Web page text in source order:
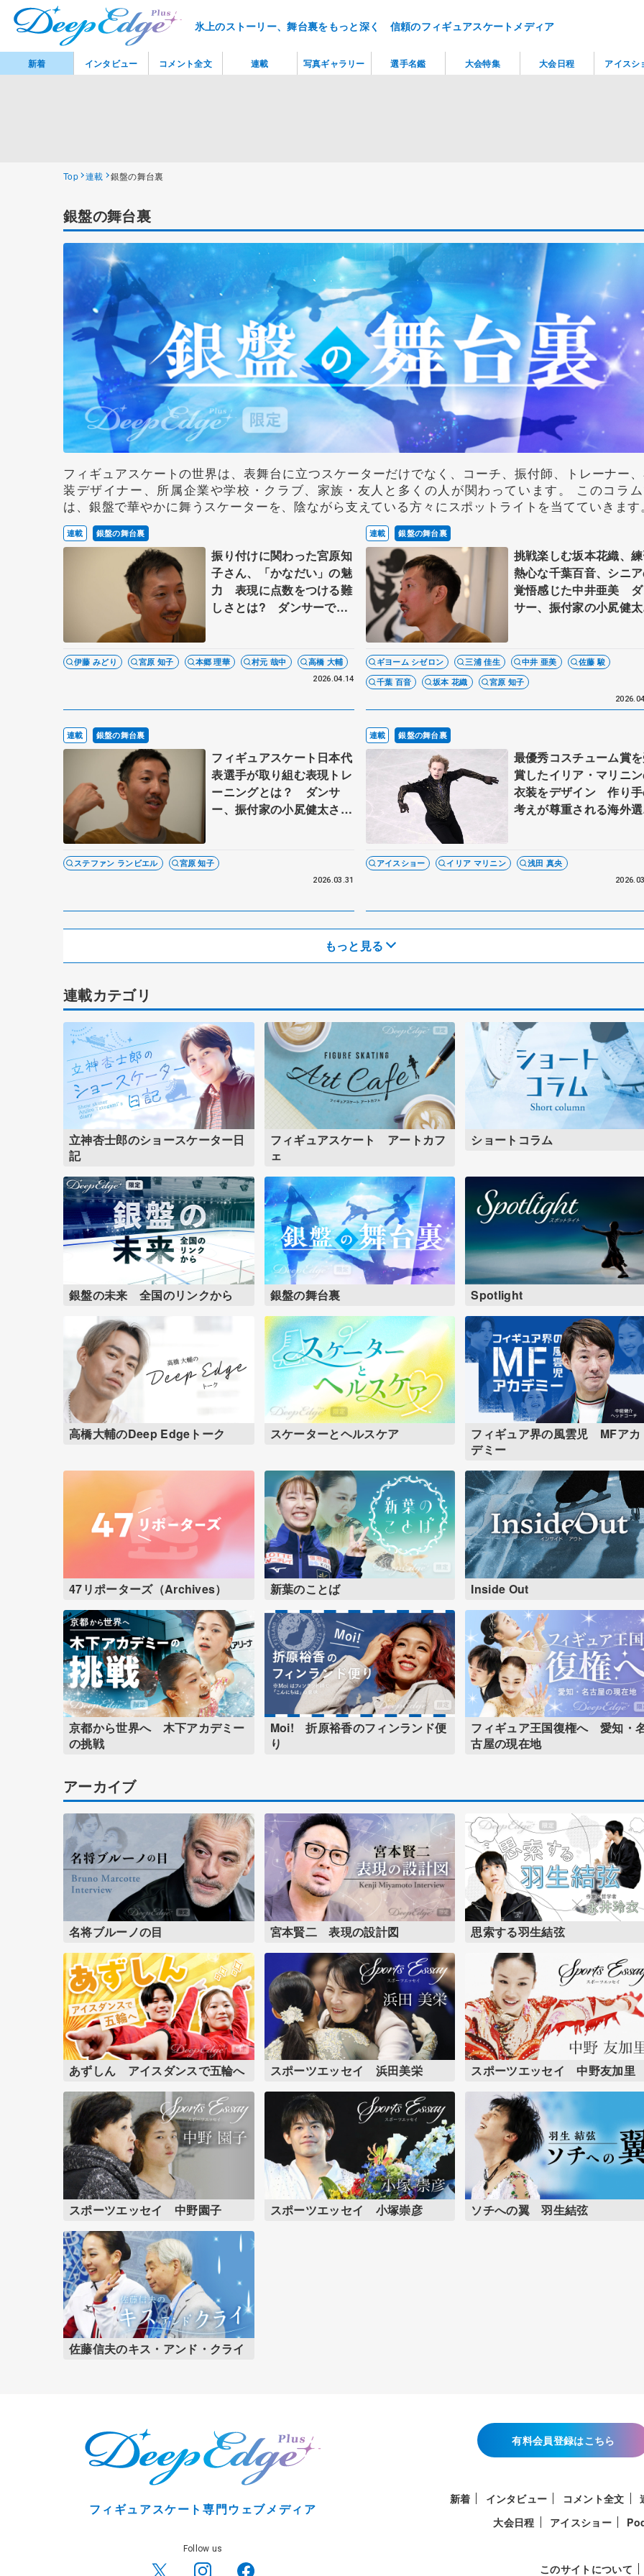
氷上のストーリー、舞台裏をもっと深く 信頼のフィギュアスケートメディア
Top 連載 銀盤の舞台裏
銀盤の舞台裏
フィギュアスケートの世界は、表舞台に立つスケーターだけでなく、コーチ、振付師、トレーナー
装デザイナー、所属企業や学校・クラブ、家族・友人と多くの人が関わっています。 このコラ
は、銀盤で華やかに舞うスケーターを、陰ながら支えている方々にスポットライトを当てていきます
連載 銀盤の舞台裏
振り付けに関わった宮原知
子さん、「かなだい」の魅
力 表現に点数をつける難
しさとは? ダンサーで振
伊藤 みどり 宮原 知子 本郷 理華 村元 哉中 高橋 大輔
2026.04.14
連載 銀盤の舞台裏
挑戦楽しむ坂本花織、
熱心な千葉百音、シニ
覚悟感じた中井亜美
サー、振付家の小㞍健
ギヨーム シゼロン 三浦 佳生 中井 亜美
佐藤 駿
千葉 百音
坂本 花織 宮原 知子
連載 銀盤の舞台裏
フィギュアスケート日本代
表選手が取り組む表現トレ
ーニングとは？ ダンサ
ー、振付家の小㞍健太さん
ステファン ランビエル 宮原 知子
2026.03.31
連載 銀盤の舞台裏
最優秀コスチューム賞
賞したイリア・マリニ
衣装をデザイン 作り
考えが尊重される海外
アイスショー イリア マリニン 浅田 真央
もっと見る
連載カテゴリ
立神杏士郎のショースケーター日
記
フィギュアスケート アートカフ
ェ
ショートコラム
銀盤の未来 全国のリンクから 銀盤の舞台裏 Spotlight
高橋大輔のDeep Edgeトーク スケーターとヘルスケア
フィギュア界の風雲児 MFアカ
デミー
47リポーターズ（Archives） 新葉のことば Inside Out
京都から世界へ 木下アカデミー
の挑戦
Moi! 折原裕香のフィンランド便
り
フィギュア王国復権へ 愛知・
古屋の現在地
アーカイブ
名将ブルーノの目 宮本賢二 表現の設計図 思索する羽生結弦
あずしん アイスダンスで五輪へ スポーツエッセイ 浜田美栄 スポーツエッセイ 中野友加里
スポーツエッセイ 中野園子 スポーツエッセイ 小塚崇彦 ソチへの翼 羽生結弦
佐藤信夫のキス・アンド・クライ
フィギュアスケート専門ウェブメディア
Follow us
有料会員登録はこちら
新着 インタビュー コメント全文
大会日程
アイスショー
このサイトについて
新着 インタビュー コメント全文 連載 写真ギャラリー 選手名鑑 大会特集 大会日程 アイスシ